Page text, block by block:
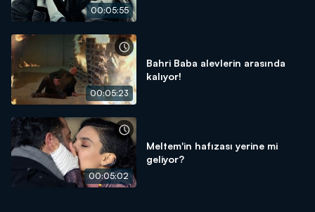
00:05:55
00:05:23
Bahri Baba alevlerin arasında
kalıyor!
00:05:02
Meltem'in hafızası yerine mi
geliyor?